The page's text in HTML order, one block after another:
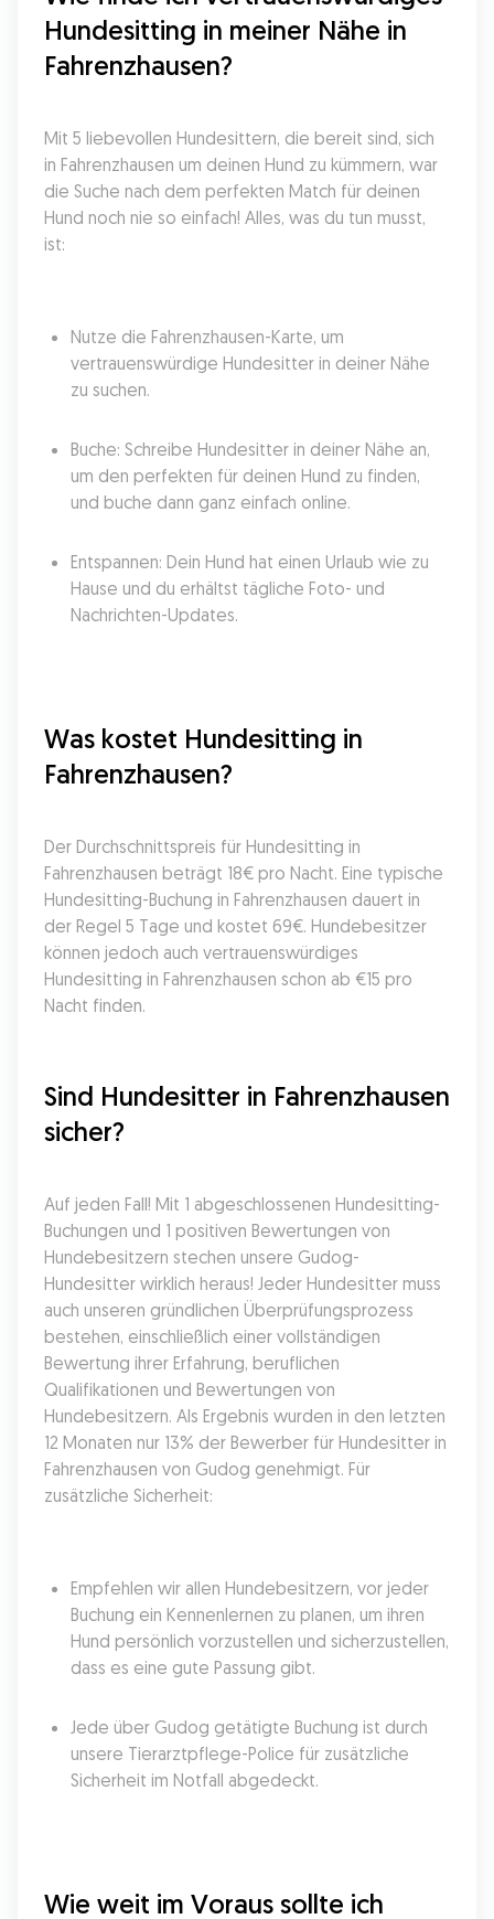
Hundesitting in meiner Nähe in
Fahrenzhausen?
Mit 5 liebevollen Hundesittern, die bereit sind, sich
in Fahrenzhausen um deinen Hund zu kümmern, war
die Suche nach dem perfekten Match für deinen
Hund noch nie so einfach! Alles, was du tun musst,
ist:
Nutze die Fahrenzhausen-Karte, um
vertrauenswürdige Hundesitter in deiner Nähe
zu suchen.
Buche: Schreibe Hundesitter in deiner Nähe an,
um den perfekten für deinen Hund zu finden,
und buche dann ganz einfach online.
Entspannen: Dein Hund hat einen Urlaub wie zu
Hause und du erhältst tägliche Foto- und
Nachrichten-Updates.
Was kostet Hundesitting in
Fahrenzhausen?
Der Durchschnittspreis für Hundesitting in
Fahrenzhausen beträgt 18€ pro Nacht. Eine typische
Hundesitting-Buchung in Fahrenzhausen dauert in
der Regel 5 Tage und kostet 69€. Hundebesitzer
können jedoch auch vertrauenswürdiges
Hundesitting in Fahrenzhausen schon ab €15 pro
Nacht finden.
Sind Hundesitter in Fahrenzhausen
sicher?
Auf jeden Fall! Mit 1 abgeschlossenen Hundesitting-
Buchungen und 1 positiven Bewertungen von
Hundebesitzern stechen unsere Gudog-
Hundesitter wirklich heraus! Jeder Hundesitter muss
auch unseren gründlichen Überprüfungsprozess
bestehen, einschließlich einer vollständigen
Bewertung ihrer Erfahrung, beruflichen
Qualifikationen und Bewertungen von
Hundebesitzern. Als Ergebnis wurden in den letzten
12 Monaten nur 13% der Bewerber für Hundesitter in
Fahrenzhausen von Gudog genehmigt. Für
zusätzliche Sicherheit:
Empfehlen wir allen Hundebesitzern, vor jeder
Buchung ein Kennenlernen zu planen, um ihren
Hund persönlich vorzustellen und sicherzustellen,
dass es eine gute Passung gibt.
Jede über Gudog getätigte Buchung ist durch
unsere Tierarztpflege-Police für zusätzliche
Sicherheit im Notfall abgedeckt.
Wie weit im Voraus sollte ich